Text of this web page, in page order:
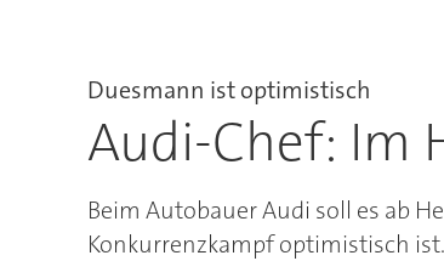
Duesmann ist optimistisch
Audi-Chef: Im
Beim Autobauer Audi soll es ab
Konkurrenzkampf optimistisch ist.